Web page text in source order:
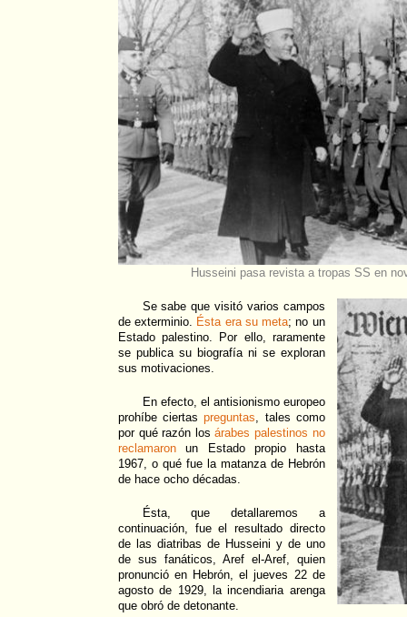
Husseini pasa revista a tropas SS en
Se sabe que visitó varios campos
de exterminio. Ésta era su meta; no un
Estado palestino. Por ello, raramente
se publica su biografía ni se exploran
sus motivaciones.
En efecto, el antisionismo europeo
prohíbe ciertaspreguntas, tales como
por qué razón losárabes palestinos no
reclamaron un Estado propio hasta
1967, o qué fue la matanza de Hebrón
de hace ocho décadas.
Ésta, que detallaremos a
continuación, fue el resultado directo
de las diatribas de Husseini y de uno
de sus fanáticos, Aref el-Aref, quien
pronunció en Hebrón, el jueves 22 de
agosto de 1929, la incendiaria arenga
que obró de detonante.